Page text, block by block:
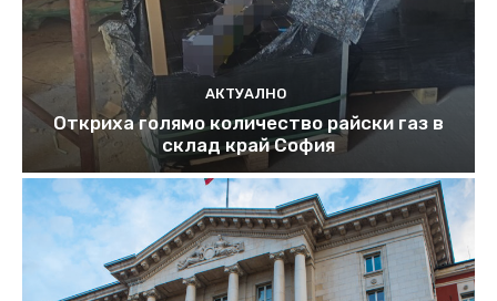
АКТУАЛНО
Откриха голямо количество райски газ в
склад край София